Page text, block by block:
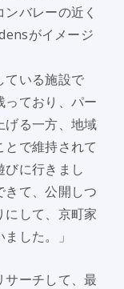
バレーの近く
がイメージ
ている施設で
っており、パー
げる一方、地域
で維持されて
びに行きまし
きて、公開しつ
にして、京町家
した。」
サーチして、最